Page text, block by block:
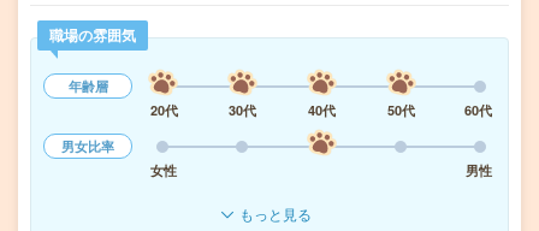
職場の雰囲気
年齢層
20代
30代 40代 50代
60代
男女比率
女性
男性
もっと見る